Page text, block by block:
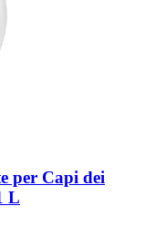
per Capi dei
L